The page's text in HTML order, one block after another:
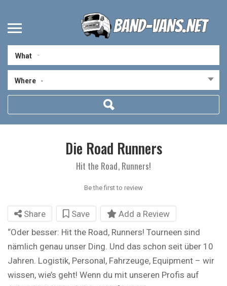
What
Where -
Die Road Runners
Hit the Road, Runners!
Be the first to review
Share Save
Add a Review
“Oder besser: Hit the Road, Runners! Tourneen sind
nämlich genau unser Ding. Und das schon seit über 10
Jahren. Logistik, Personal, Fahrzeuge, Equipment – wir
wissen, wie’s geht! Wenn du mit unseren Profis auf